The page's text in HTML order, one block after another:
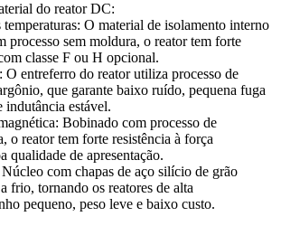
do reator DC:
temperaturas: O material de isolamento interno
processo sem moldura, o reator tem forte
classe F ou H opcional.
O entreferro do reator utiliza processo de
que garante baixo ruído, pequena fuga
estável.
Bobinado com processo de
o reator tem forte resistência à força
qualidade de apresentação.
com chapas de aço silício de grão
frio, tornando os reatores de alta
pequeno, peso leve e baixo custo.